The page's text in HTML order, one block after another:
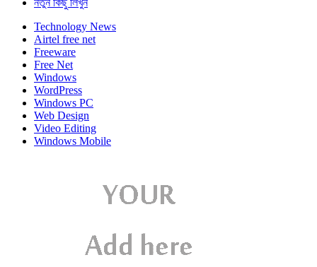
নতুন কিছু লিখুন
Technology News
Airtel free net
Freeware
Free Net
Windows
WordPress
Windows PC
Web Design
Video Editing
Windows Mobile